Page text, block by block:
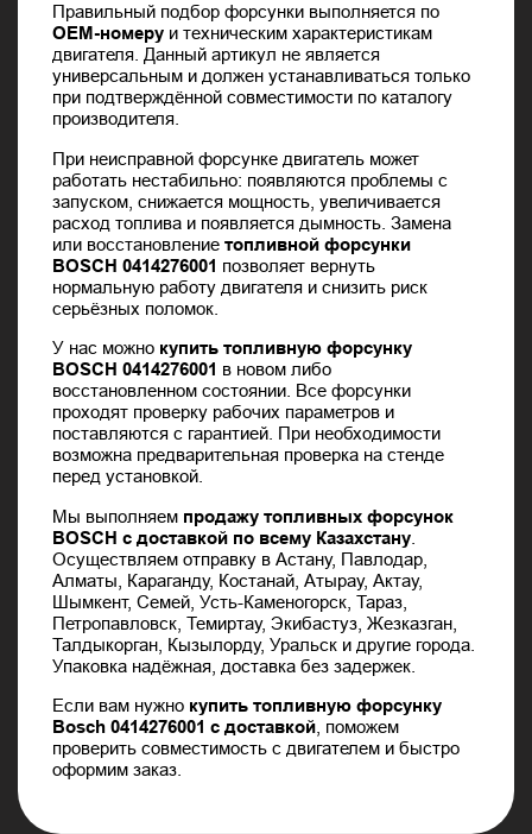
Правильный подбор форсунки выполняется по
OEM-номеру и техническим характеристикам
двигателя. Данный артикул не является
универсальным и должен устанавливаться только
при подтверждённой совместимости по каталогу
производителя.
При неисправной форсунке двигатель может
работать нестабильно: появляются проблемы с
запуском, снижается мощность, увеличивается
расход топлива и появляется дымность. Замена
или восстановлениетопливной форсунки
BOSCH 0414276001 позволяет вернуть
нормальную работу двигателя и снизить риск
серьёзных поломок.
У нас можно купить топливную форсунку
BOSCH 0414276001 в новом либо
восстановленном состоянии. Все форсунки
проходят проверку рабочих параметров и
поставляются с гарантией. При необходимости
возможна предварительная проверка на стенде
перед установкой.
Мы выполняем продажу топливных форсунок
BOSCH с доставкой по всему Казахстану
Осуществляем отправку в Астану, Павлодар,
Алматы, Караганду, Костанай, Атырау, Актау,
Шымкент, Семей, Усть-Каменогорск, Тараз,
Петропавловск, Темиртау, Экибастуз, Жезказган,
Талдыкорган, Кызылорду, Уральск и другие города.
Упаковка надёжная, доставка без задержек.
Если вам нужно купить топливную форсунку
Bosch 0414276001 с доставкой , поможем
проверить совместимость с двигателем и быстро
оформим заказ.